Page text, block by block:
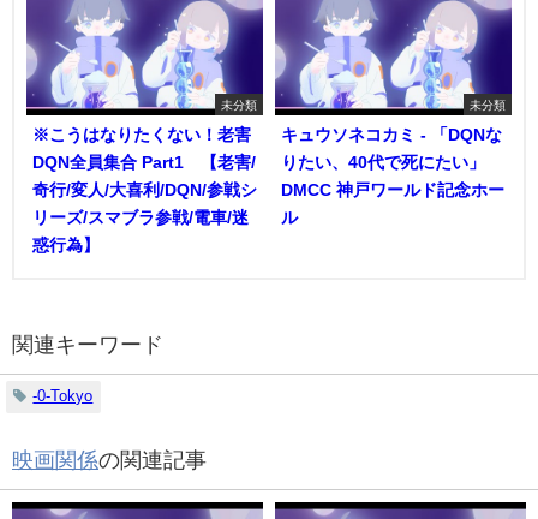
未分類
※こうはなりたくない！老害
DQN全員集合 Part1 【老害/
奇行/変人/大喜利/DQN/参戦シ
リーズ/スマブラ参戦/電車/迷
惑行為】
未分類
キュウソネコカミ - 「DQNな
りたい、40代で死にたい」
DMCC 神戸ワールド記念ホー
ル
関連キーワード
-0-Tokyo
映画関係の関連記事